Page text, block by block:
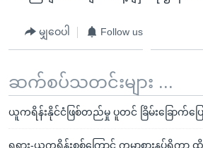
မျှဝေပါ Follow us
ဆက်စပ်သတင်းများ ...
ယူကရိန်းနိုင်ငံဖြစ်တည်မှု ပူတင် ခြိမ်းခြောက်ပြ
ရုရှား-ယူကရိန်းစစ်ကြောင့် ကမ္ဘာ့စားနပ်ရိက္ခ